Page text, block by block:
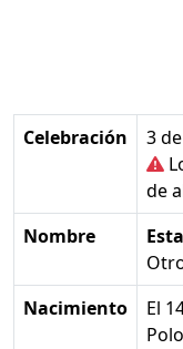
Celebración 3
de
Nombre
Nacimiento
el 1433 en Kazimierz en la actual